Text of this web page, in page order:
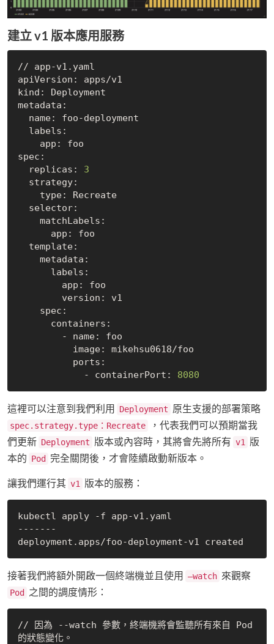
建立 v1 版本應用服務
// app-v1.yaml
apiVersion: apps/v1
kind: Deployment
metadata:
spec:
  replicas:
3
            - containerPort:
8080
這裡可以注意到我們利用 Deployment 原生支援的部署策略
spec.strategy.type：Recreate
，代表我們可以預期當我
們更新 Deployment 版本或內容時，其將會先將所有 v1
版
本的 Pod 完全關閉後，才會陸續啟動新版本。
讓我們運行其 v1 版本的服務：
kubectl apply -f app-v1.yaml
-------
接著我們將額外開啟一個終端機並且使用 —watch 來觀察
Pod 之間的調度情形：
// 因為 --watch 參數，終端機將會監聽所有來自 Pod
的狀態變化。